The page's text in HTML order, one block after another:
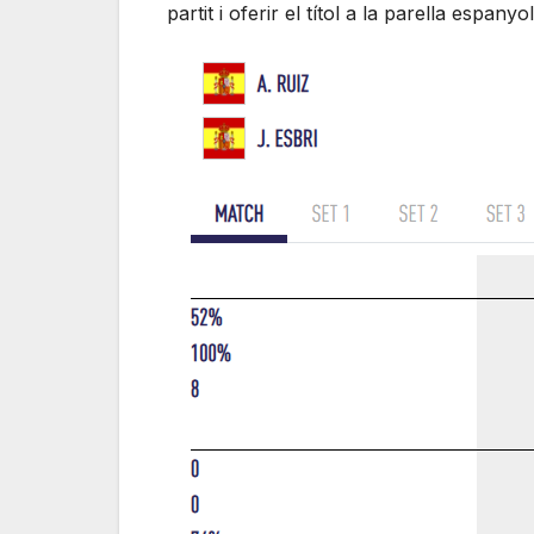
partit i oferir el títol a la parella